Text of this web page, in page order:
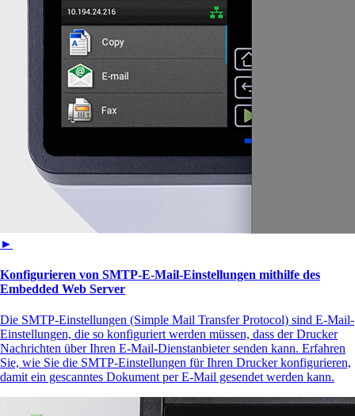
►
Konfigurieren von SMTP-E-Mail-Einstellungen mithilfe des
Embedded Web Server
Die SMTP-Einstellungen (Simple Mail Transfer Protocol) sind E-Mail-
Einstellungen, die so konfiguriert werden müssen, dass der Drucker
Nachrichten über Ihren E-Mail-Dienstanbieter senden kann. Erfahren
Sie, wie Sie die SMTP-Einstellungen für Ihren Drucker konfigurieren,
damit ein gescanntes Dokument per E-Mail gesendet werden kann.